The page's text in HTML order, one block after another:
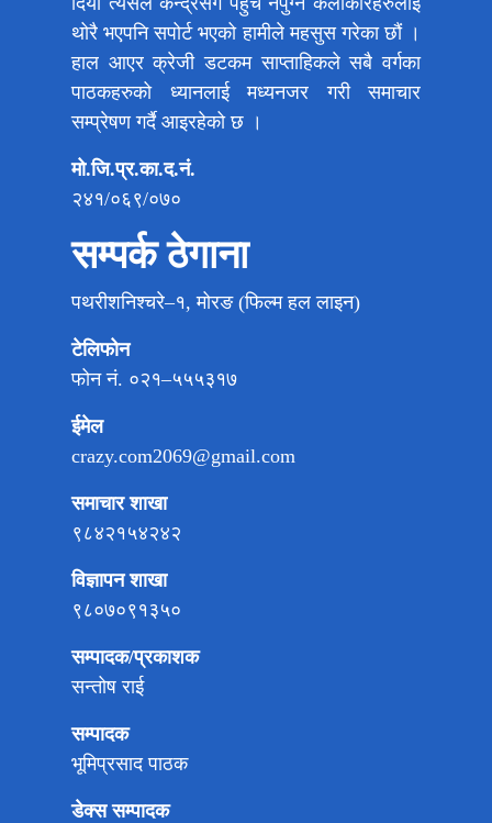
थोरै भएपनि सपोर्ट भएको हामीले महसुस गरेका छौं ।
हाल आएर क्रेजी डटकम साप्ताहिकले सबै वर्गका
पाठकहरुको ध्यानलाई मध्यनजर गरी समाचार
सम्प्रेषण गर्दै आइरहेको छ ।
मो.जि.प्र.का.द.नं.
२४१/०६९/०७०
सम्पर्क ठेगाना
पथरीशनिश्चरे–१, मोरङ (फिल्म हल लाइन)
टेलिफोन
फोन नं. ०२१–५५५३१७
ईमेल
crazy.com2069@gmail.com
समाचार शाखा
९८४२१५४२४२
विज्ञापन शाखा
९८०७०९१३५०
सम्पादक/प्रकाशक
सन्तोष राई
सम्पादक
भूमिप्रसाद पाठक
डेक्स सम्पादक